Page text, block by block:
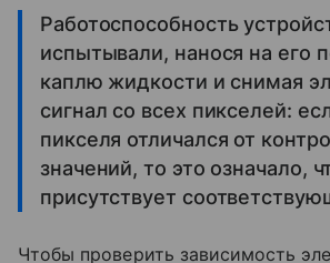
Работоспособность
испытывали, нанося на его
каплю жидкости и снимая
сигнал со всех пикселей:
пикселя отличался от
значений, то это означало,
присутствует
Чтобы проверить зависимость